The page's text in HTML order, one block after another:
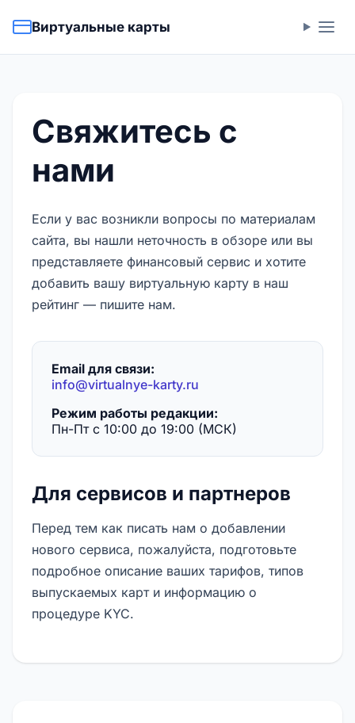
Виртуальные карты
Свяжитесь с
нами
Если у вас возникли вопросы по материалам
сайта, вы нашли неточность в обзоре или вы
представляете финансовый сервис и хотите
добавить вашу виртуальную карту в наш
рейтинг — пишите нам.
Email для связи:
info@virtualnye-karty.ru
Режим работы редакции:
Пн-Пт с 10:00 до 19:00 (МСК)
Для сервисов и партнеров
Перед тем как писать нам о добавлении
нового сервиса, пожалуйста, подготовьте
подробное описание ваших тарифов, типов
выпускаемых карт и информацию о
процедуре KYC.